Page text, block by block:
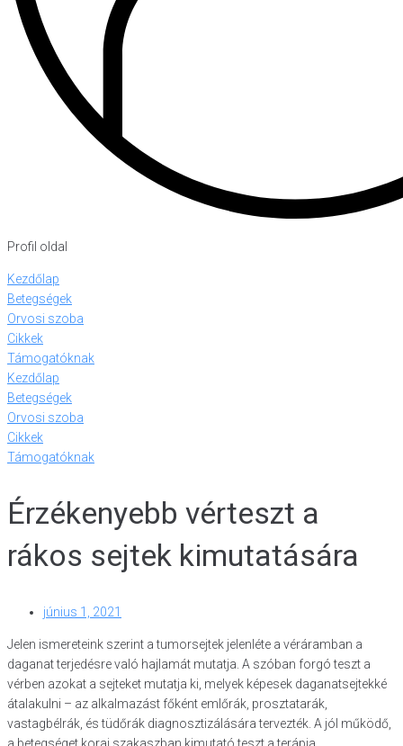
Profil oldal
Kezdőlap
Betegségek
Orvosi szoba
Cikkek
Támogatóknak
Kezdőlap
Betegségek
Orvosi szoba
Cikkek
Támogatóknak
Érzékenyebb vérteszt a
rákos sejtek kimutatására
június 1, 2021
Jelen ismereteink szerint a tumorsejtek jelenléte a véráramban a
daganat terjedésre való hajlamát mutatja. A szóban forgó teszt a
vérben azokat a sejteket mutatja ki, melyek képesek daganatsejtekké
átalakulni – az alkalmazást főként emlőrák, prosztatarák,
vastagbélrák, és tüdőrák diagnosztizálására tervezték. A jól működő,